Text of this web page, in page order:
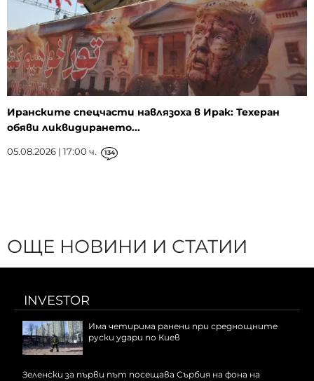
Иранските спецчасти навлязоха в Ирак: Техеран
обяви ликвидирането...
05.08.2026 | 17:00 ч. 134
ОЩЕ НОВИНИ И СТАТИИ
INVESTOR
Има четирима ранени при среднощните
руски удари по Киев
Зеленски за първи път посещава Сърбия на фона на